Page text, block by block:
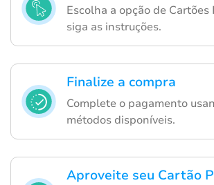
Escolha a opção de Cartões
siga as instruções.
Finalize a compra
Complete o pagamento
métodos disponíveis.
Aproveite seu Cartão